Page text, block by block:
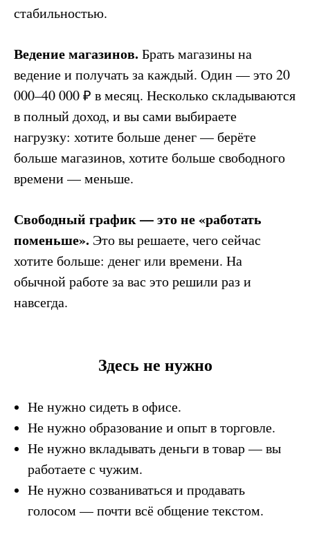
стабильностью.
Ведение магазинов. Брать магазины на
ведение и получать за каждый. Один — это 20
000–40 000 ₽ в месяц. Несколько складываются
в полный доход, и вы сами выбираете
нагрузку: хотите больше денег — берёте
больше магазинов, хотите больше свободного
времени — меньше.
Свободный график — это не «работать
поменьше». Это вы решаете, чего сейчас
хотите больше: денег или времени. На
обычной работе за вас это решили раз и
навсегда.
Здесь не нужно
Не нужно сидеть в офисе.
Не нужно образование и опыт в торговле.
Не нужно вкладывать деньги в товар — вы
работаете с чужим.
Не нужно созваниваться и продавать
голосом — почти всё общение текстом.